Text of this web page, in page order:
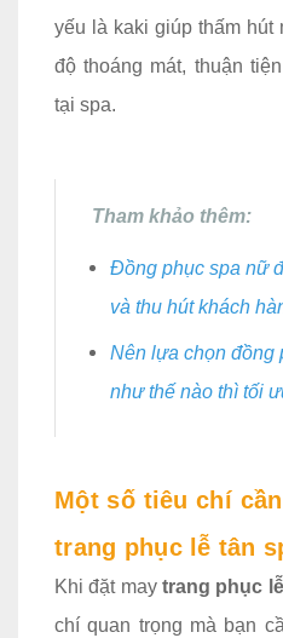
yếu là kaki giúp thấm hút
độ thoáng mát, thuận
tại spa.
Tham khảo thêm:
Đồng phục spa nữ
và thu hút khách
Nên lựa chọn đồng
như thế nào thì tối
Một số tiêu chí
trang phục lễ tân
Khi đặt maytrang phục
chí quan trọng mà bạn